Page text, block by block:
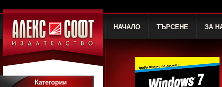
НАЧАЛО ТЪРСЕНЕ ЗА
Категории